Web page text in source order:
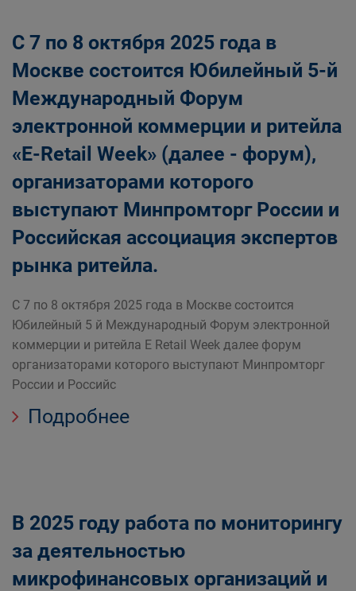
С 7 по 8 октября 2025 года в
Москве состоится Юбилейный 5-й
Международный Форум
электронной коммерции и ритейла
«Е-Retail Week» (далее - форум),
организаторами которого
выступают Минпромторг России и
Российская ассоциация экспертов
рынка ритейла.
С 7 по 8 октября 2025 года в Москве состоится
Юбилейный 5 й Международный Форум электронной
коммерции и ритейла Е Retail Week далее форум
организаторами которого выступают Минпромторг
России и Российс
Подробнее
В 2025 году работа по мониторингу
за деятельностью
микрофинансовых организаций и